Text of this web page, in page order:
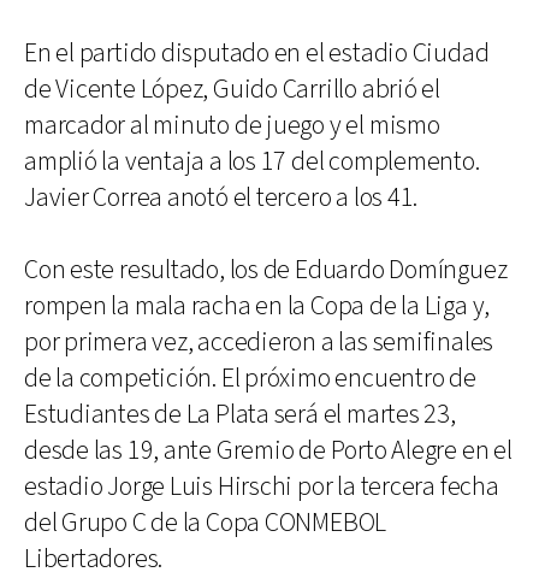
En el partido disputado en el estadio Ciudad
de Vicente López, Guido Carrillo abrió el
marcador al minuto de juego y el mismo
amplió la ventaja a los 17 del complemento.
Javier Correa anotó el tercero a los 41.
Con este resultado, los de Eduardo Domínguez
rompen la mala racha en la Copa de la Liga y,
por primera vez, accedieron a las semifinales
de la competición. El próximo encuentro de
Estudiantes de La Plata será el martes 23,
desde las 19, ante Gremio de Porto Alegre en el
estadio Jorge Luis Hirschi por la tercera fecha
del Grupo C de la Copa CONMEBOL
Libertadores.